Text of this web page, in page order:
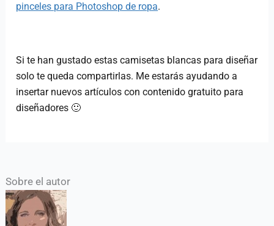
pinceles para Photoshop de ropa.
Si te han gustado estas camisetas blancas para diseñar
solo te queda compartirlas. Me estarás ayudando a
insertar nuevos artículos con contenido gratuito para
diseñadores 🙂
Sobre el autor